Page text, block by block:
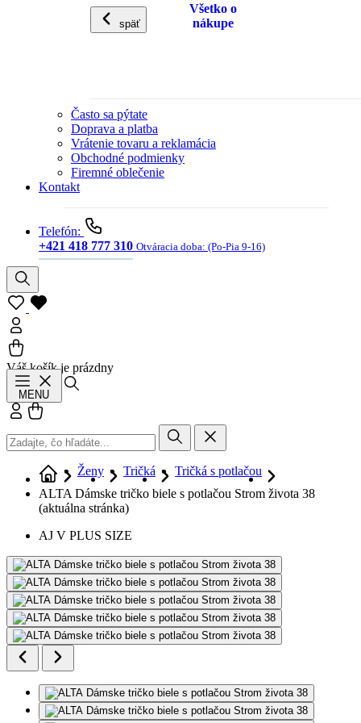
späť
Všetko o
nákupe
Často sa pýtate
Doprava a platba
Vrátenie tovaru a reklamácia
Obchodné podmienky
Firemné oblečenie
Kontakt
Telefón:
+421 418 777 310 Otváracia doba: (Po-Pia 9-16)
Váš košík je prázdny
MENU
Prihlásiť sa
Ženy Tričká
Tričká s potlačou
ALTA Dámske tričko biele s potlačou Strom života 38
(aktuálna stránka)
AJ V PLUS SIZE